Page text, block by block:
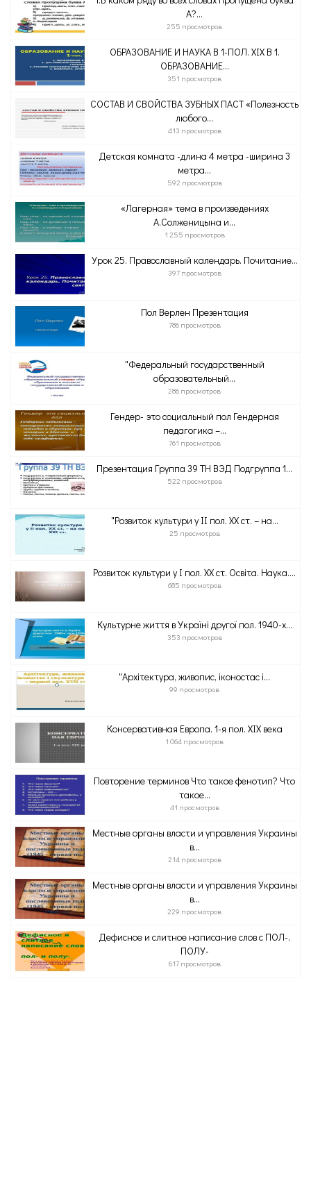
А?...
255 просмотров
ОБРАЗОВАНИЕ И НАУКА В 1-ПОЛ. XIX В 1.
ОБРАЗОВАНИЕ...
351 просмотров
СОСТАВ И СВОЙСТВА ЗУБНЫХ ПАСТ «Полезность
любого...
413 просмотров
Детская комната -длина 4 метра -ширина 3
метра...
592 просмотров
«Лагерная» тема в произведениях
А.Солженицына и...
1 255 просмотров
Урок 25. Православный календарь. Почитание...
397 просмотров
Пол Верлен Презентация
786 просмотров
"Федеральный государственный
образовательный...
286 просмотров
Гендер- это социальный пол Гендерная
педагогика –...
761 просмотров
Презентация Группа 39 ТН ВЭД Подгруппа 1...
522 просмотров
"Розвиток культури у ІІ пол. ХХ ст. – на...
25 просмотров
Розвиток культури у І пол. ХХ ст. Освіта. Наука....
685 просмотров
Культурне життя в Україні другої пол. 1940-х...
353 просмотров
"Архітектура, живопис, іконостас і...
99 просмотров
Консервативная Европа. 1-я пол. XIX века
1 064 просмотров
Повторение терминов Что такое фенотип? Что
такое...
41 просмотров
Местные органы власти и управления Украины
в...
214 просмотров
Местные органы власти и управления Украины
в...
229 просмотров
Дефисное и слитное написание слов с ПОЛ-,
ПОЛУ-
617 просмотров